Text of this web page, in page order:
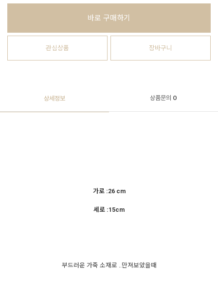
바로 구매하기
관심상품 장바구니
상세정보 상품문의 0
가로 :26 cm
세로 :15cm
부드러운 가죽 소재로 ..만져보았을때